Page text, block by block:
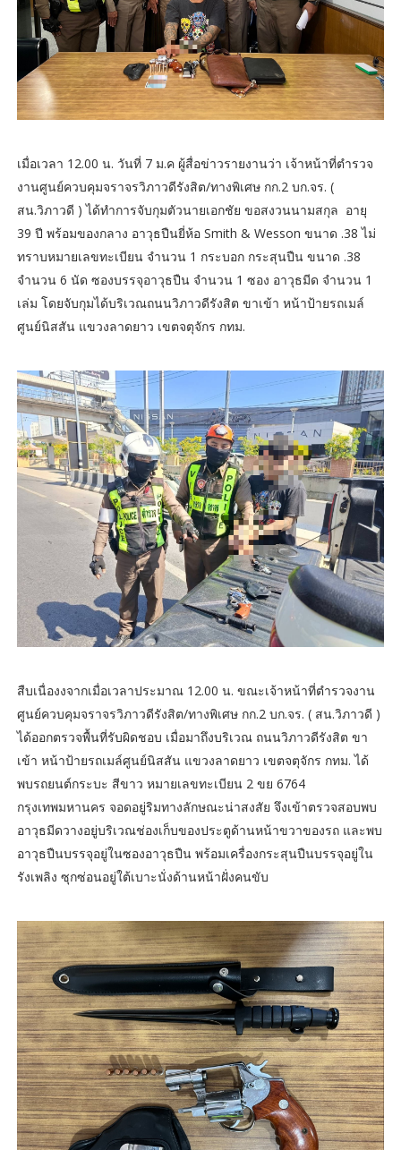
เมื่อเวลา 12.00 น. วันที่ 7 ม.ค ผู้สื่อข่าวรายงานว่า เจ้าหน้าที่ตำรวจ
งานศูนย์ควบคุมจราจรวิภาวดีรังสิต/ทางพิเศษ กก.2 บก.จร. (
สน.วิภาวดี ) ได้ทำการจับกุมตัวนายเอกชัย ขอสงวนนามสกุล อายุ
39 ปี พร้อมของกลาง อาวุธปืนยี่ห้อ Smith & Wesson ขนาด .38 ไม่
ทราบหมายเลขทะเบียน จำนวน 1 กระบอก กระสุนปืน ขนาด .38
จำนวน 6 นัด ซองบรรจุอาวุธปืน จำนวน 1 ซอง อาวุธมีด จำนวน 1
เล่ม โดยจับกุมได้บริเวณถนนวิภาวดีรังสิต ขาเข้า หน้าป้ายรถเมล์
ศูนย์นิสสัน แขวงลาดยาว เขตจตุจักร กทม.
สืบเนื่องงจากเมื่อเวลาประมาณ 12.00 น. ขณะเจ้าหน้าที่ตำรวจงาน
ศูนย์ควบคุมจราจรวิภาวดีรังสิต/ทางพิเศษ กก.2 บก.จร. ( สน.วิภาวดี )
ได้ออกตรวจพื้นที่รับผิดชอบ เมื่อมาถึงบริเวณ ถนนวิภาวดีรังสิต ขา
เข้า หน้าป้ายรถเมล์ศูนย์นิสสัน แขวงลาดยาว เขตจตุจักร กทม. ได้
พบรถยนต์กระบะ สีขาว หมายเลขทะเบียน 2 ขย 6764
กรุงเทพมหานคร จอดอยู่ริมทางลักษณะน่าสงสัย จึงเข้าตรวจสอบพบ
อาวุธมีดวางอยู่บริเวณช่องเก็บของประตูด้านหน้าขวาของรถ และพบ
อาวุธปืนบรรจุอยู่ในซองอาวุธปืน พร้อมเครื่องกระสุนปืนบรรจุอยู่ใน
รังเพลิง ซุกซ่อนอยู่ใต้เบาะนั่งด้านหน้าฝั่งคนขับ